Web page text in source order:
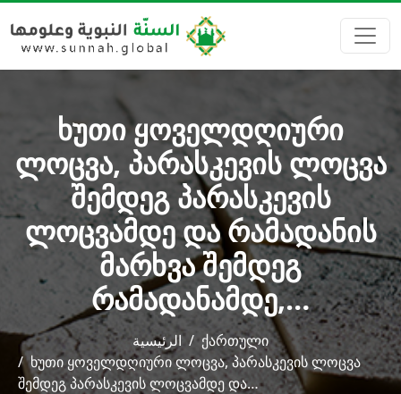
ხუთი ყოველდღიური
ლოცვა, პარასკევის ლოცვა
შემდეგ პარასკევის
ლოცვამდე და რამადანის
მარხვა შემდეგ
რამადანამდე,…
الرئيسية
ქართული
ხუთი ყოველდღიური ლოცვა, პარასკევის ლოცვა
შემდეგ პარასკევის ლოცვამდე და…